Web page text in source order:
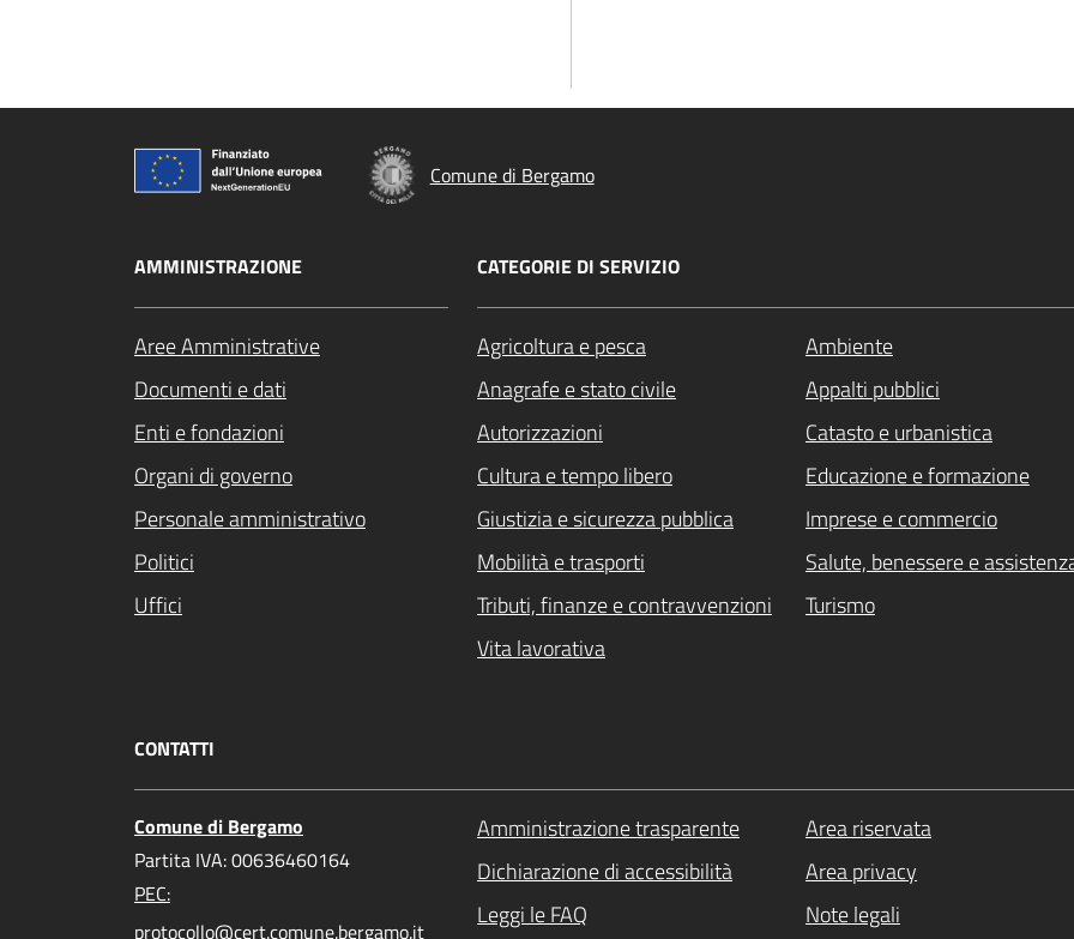
Comune di Bergamo
AMMINISTRAZIONE
Aree Amministrative
Documenti e dati
Enti e fondazioni
Organi di governo
Personale amministrativo
Politici
Uffici
CATEGORIE DI SERVIZIO
Agricoltura e pesca
Ambiente
Anagrafe e stato civile
Appalti pubblici
Autorizzazioni
Catasto e urbanistica
Cultura e tempo libero
Educazione e formazione
Giustizia e sicurezza pubblica
Imprese e commercio
Mobilità e trasporti
Salute, benessere e
Tributi, finanze e contravvenzioni
Turismo
Vita lavorativa
CONTATTI
Comune di Bergamo
Partita IVA: 00636460164
PEC:
protocollo@cert.comune.bergamo.it
Amministrazione trasparente
Area riservata
Dichiarazione di accessibilità
Area privacy
Leggi le FAQ
Note legali